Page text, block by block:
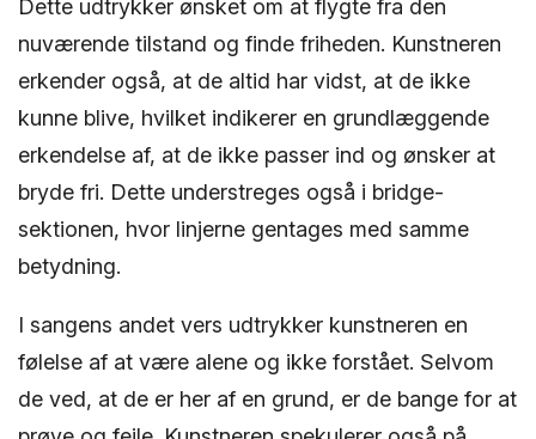
Dette udtrykker ønsket om at flygte fra den
nuværende tilstand og finde friheden. Kunstneren
erkender også, at de altid har vidst, at de ikke
kunne blive, hvilket indikerer en grundlæggende
erkendelse af, at de ikke passer ind og ønsker at
bryde fri. Dette understreges også i bridge-
sektionen, hvor linjerne gentages med samme
betydning.
I sangens andet vers udtrykker kunstneren en
følelse af at være alene og ikke forstået. Selvom
de ved, at de er her af en grund, er de bange for at